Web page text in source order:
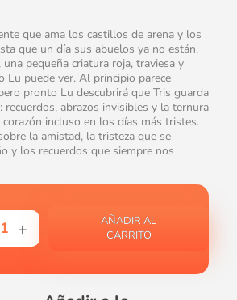
que ama los castillos de arena y los
que un día sus abuelos ya no están.
una pequeña criatura roja, traviesa y
Lu puede ver. Al principio parece
pronto Lu descubrirá que Tris guarda
recuerdos, abrazos invisibles y la ternura
incluso en los días más tristes.
la amistad, la tristeza que se
y los recuerdos que siempre nos
AÑADIR AL
CARRITO